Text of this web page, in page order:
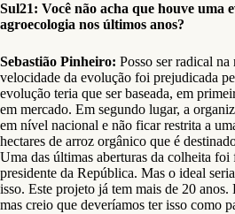
Sul21: Você não acha que houve uma
agroecologia nos últimos anos?
Sebastião Pinheiro: Posso ser radical na
velocidade da evolução foi prejudicada
evolução teria que ser baseada, em
em mercado. Em segundo lugar, a
em nível nacional e não ficar restrita a
hectares de arroz orgânico que é
Uma das últimas aberturas da colheita foi
presidente da República. Mas o ideal
isso. Este projeto já tem mais de 20 anos.
mas creio que deveríamos ter isso como